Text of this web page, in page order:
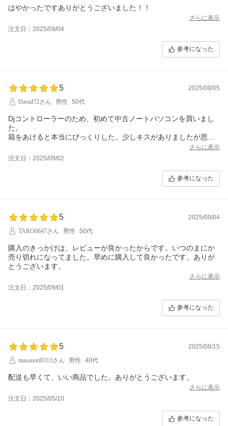
はやかったですありがとうございました！！
さらに表示
注文日：2025/09/04
参考になった
5
2025/09/05
David72さん
男性 50代
Djコントローラーのため、初めて中古ノートパソコンを買いまし
た。
箱をあけると本当にびっくりした。少しキスがありましたが思っ
たより状態がめちゃ良いです。ありがとうございます。中古ノー
トパソコンを買うならこの店をおすすめします！
さらに表示
注文日：2025/09/02
参考になった
5
2025/09/04
TARO0847さん
男性 50代
購入のきっかけは、レビューが良かったからです。いつのまにか
売り切れになってました。早めに購入して良かったです。ありが
とうございます。
さらに表示
注文日：2025/09/01
参考になった
5
2025/08/15
masanori0313さん
男性 40代
配送も早くて、いい商品でした。ありがとうございます。
さらに表示
注文日：2025/05/10
参考になった